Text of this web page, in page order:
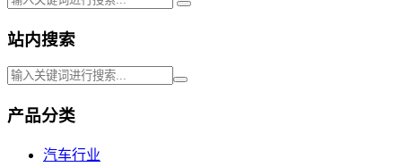
站内搜索
产品分类
汽车行业